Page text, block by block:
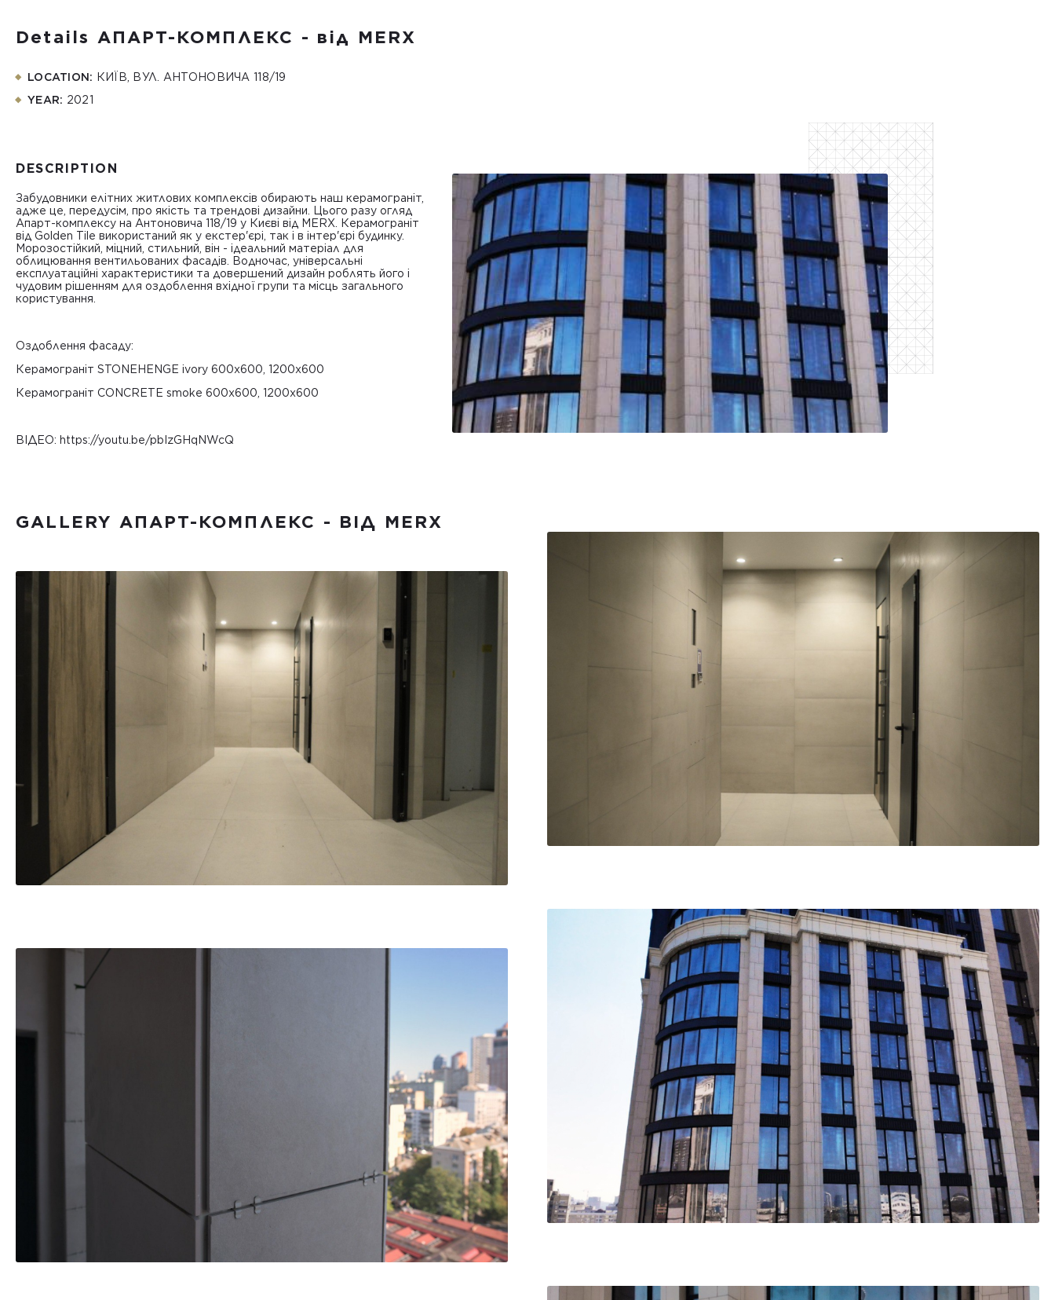
Details АПАРТ-КОМПЛЕКС - від MERX
LOCATION: КИЇВ, ВУЛ. АНТОНОВИЧА 118/19
YEAR: 2021
DESCRIPTION
Забудовники елітних житлових комплексів обирають наш керамограніт,
адже це, передусім, про якість та трендові дизайни. Цього разу огляд
Апарт-комплексу на Антоновича 118/19 у Києві від MERX. Керамограніт
від Golden Tile використаний як у екстер'єрі, так і в інтер'єрі будинку.
Морозостійкий, міцний, стильний, він - ідеальний матеріал для
облицювання вентильованих фасадів. Водночас, універсальні
експлуатаційні характеристики та довершений дизайн роблять його і
чудовим рішенням для оздоблення вхідної групи та місць загального
користування.
Оздоблення фасаду:
Керамограніт STONEHENGE ivory 600х600, 1200х600
Керамограніт CONCRETE smoke 600х600, 1200х600
ВІДЕО: https://youtu.be/pbIzGHqNWcQ
GALLERY АПАРТ-КОМПЛЕКС - ВІД MERX